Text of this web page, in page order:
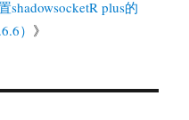
shadowsocketR plus的
） 》